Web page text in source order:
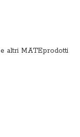
e altri MATEprodotti